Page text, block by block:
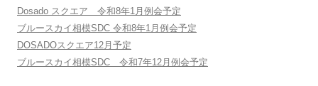
Dosado スクエア 令和8年1月例会予定
ブルースカイ相模SDC 令和8年1月例会予定
DOSADOスクエア12月予定
ブルースカイ相模SDC 令和7年12月例会予定